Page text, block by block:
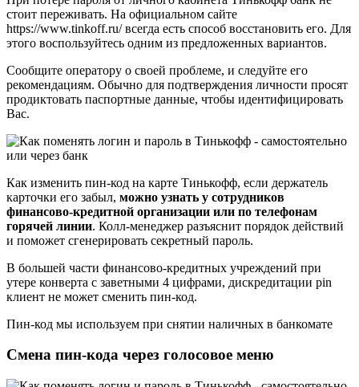
стоит переживать. На официальном сайте
https://www.tinkoff.ru/ всегда есть способ восстановить его. Для
этого воспользуйтесь одним из предложенных вариантов.
Сообщите оператору о своей проблеме, и следуйте его
рекомендациям. Обычно для подтверждения личности просят
продиктовать паспортные данные, чтобы идентифицировать
Вас.
Как изменить пин-код на карте Тинькофф, если держатель
карточки его забыл, можно узнать у сотрудников
финансово-кредитной организации или по телефонам
горячей линии. Колл-менеджер разъяснит порядок действий
и поможет сгенерировать секретный пароль.
В большей части финансово-кредитных учреждений при
утере конверта с заветными 4 цифрами, дискредитации pin
клиент не может сменить пин-код.
Пин-код мы используем при снятии наличных в банкомате
Смена пин-кода через голосовое меню